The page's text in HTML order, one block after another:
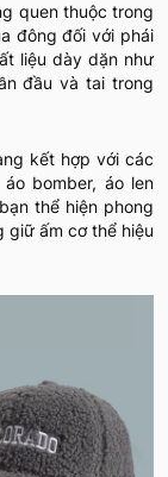
quen thuộc trong
đông đối với phái
liệu dày dặn như
đầu và tai trong
kết hợp với các
bomber, áo len
thể hiện phong
giữ ấm cơ thể hiệu